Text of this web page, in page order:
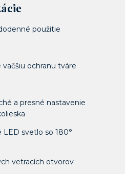
použitie
ochranu tváre
a presné nastavenie
svetlo so 180°
vetracích otvorov